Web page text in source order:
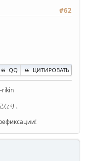
#62
QQ ЦИТИРОВАТЬ
rikin
り。